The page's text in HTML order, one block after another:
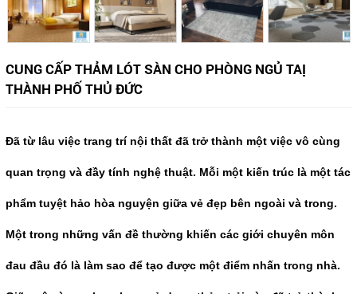
CUNG CẤP THẢM LÓT SÀN CHO PHÒNG NGỦ TAỊ
THÀNH PHỐ THỦ ĐỨC
Đã từ lâu việc trang trí nội thất đã trở thành một việc vô cùng
quan trọng và đầy tính nghệ thuật. Mỗi một kiến trúc là một tác
phẩm tuyệt hảo hòa nguyện giữa vẻ đẹp bên ngoài và trong.
Một trong những vấn đề thường khiến các giới chuyên môn
đau đầu đó là làm sao để tạo được một điểm nhấn trong nhà.